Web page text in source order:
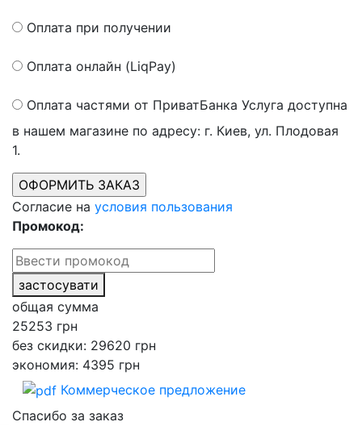
Оплата при получении
Оплата онлайн (LiqPay)
Оплата частями от ПриватБанка Услуга доступна
в нашем магазине по адресу: г. Киев, ул. Плодовая
1.
Согласие на условия пользования
Промокод:
застосувати
общая сумма
25253 грн
без скидки: 29620 грн
экономия: 4395 грн
Коммерческое предложение
Спасибо за заказ